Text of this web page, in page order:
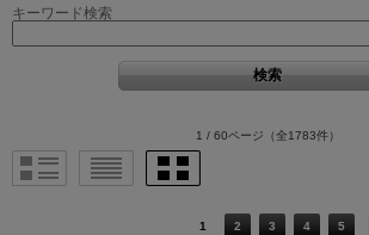
キーワード検索
1 / 60ページ （全1783件）
1 2 3 4 5